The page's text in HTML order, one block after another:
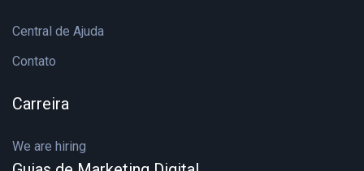
Central de Ajuda
Contato
Carreira
We are hiring